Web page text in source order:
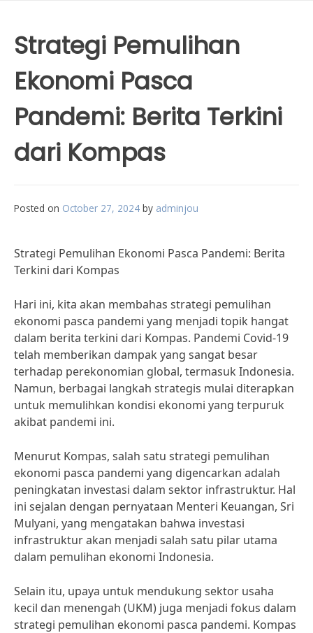
Strategi Pemulihan
Ekonomi Pasca
Pandemi: Berita Terkini
dari Kompas
Posted on October 27, 2024 by adminjou
Strategi Pemulihan Ekonomi Pasca Pandemi: Berita
Terkini dari Kompas
Hari ini, kita akan membahas strategi pemulihan
ekonomi pasca pandemi yang menjadi topik hangat
dalam berita terkini dari Kompas. Pandemi Covid-19
telah memberikan dampak yang sangat besar
terhadap perekonomian global, termasuk Indonesia.
Namun, berbagai langkah strategis mulai diterapkan
untuk memulihkan kondisi ekonomi yang terpuruk
akibat pandemi ini.
Menurut Kompas, salah satu strategi pemulihan
ekonomi pasca pandemi yang digencarkan adalah
peningkatan investasi dalam sektor infrastruktur. Hal
ini sejalan dengan pernyataan Menteri Keuangan, Sri
Mulyani, yang mengatakan bahwa investasi
infrastruktur akan menjadi salah satu pilar utama
dalam pemulihan ekonomi Indonesia.
Selain itu, upaya untuk mendukung sektor usaha
kecil dan menengah (UKM) juga menjadi fokus dalam
strategi pemulihan ekonomi pasca pandemi. Kompas